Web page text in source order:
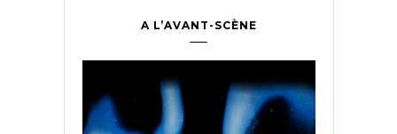
A L’AVANT-SCÈNE